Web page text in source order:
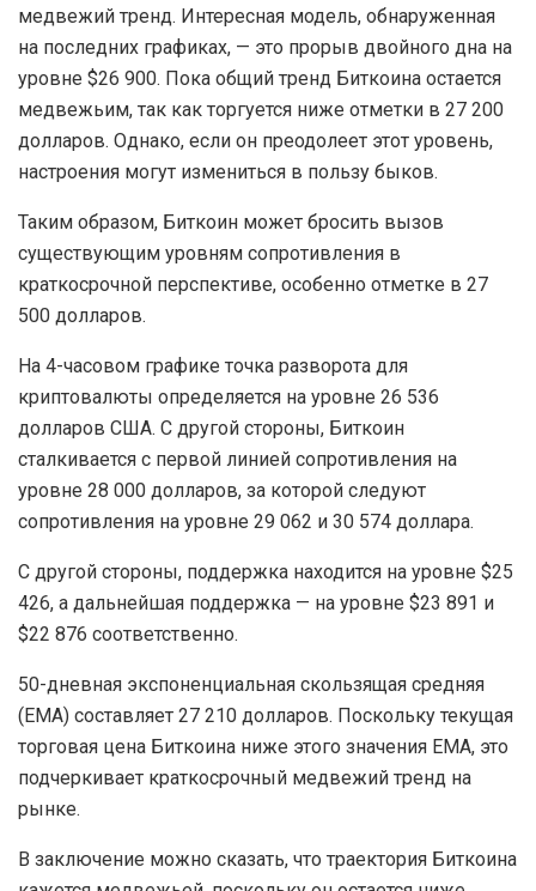
медвежий тренд. Интересная модель, обнаруженная
на последних графиках, — это прорыв двойного дна на
уровне $26 900. Пока общий тренд Биткоина остается
медвежьим, так как торгуется ниже отметки в 27 200
долларов. Однако, если он преодолеет этот уровень,
настроения могут измениться в пользу быков.
Таким образом, Биткоин может бросить вызов
существующим уровням сопротивления в
краткосрочной перспективе, особенно отметке в 27
500 долларов.
На 4-часовом графике точка разворота для
криптовалюты определяется на уровне 26 536
долларов США. С другой стороны, Биткоин
сталкивается с первой линией сопротивления на
уровне 28 000 долларов, за которой следуют
сопротивления на уровне 29 062 и 30 574 доллара.
С другой стороны, поддержка находится на уровне $25
426, а дальнейшая поддержка — на уровне $23 891 и
$22 876 соответственно.
50-дневная экспоненциальная скользящая средняя
(EMA) составляет 27 210 долларов. Поскольку текущая
торговая цена Биткоина ниже этого значения EMA, это
подчеркивает краткосрочный медвежий тренд на
рынке.
В заключение можно сказать, что траектория Биткоина